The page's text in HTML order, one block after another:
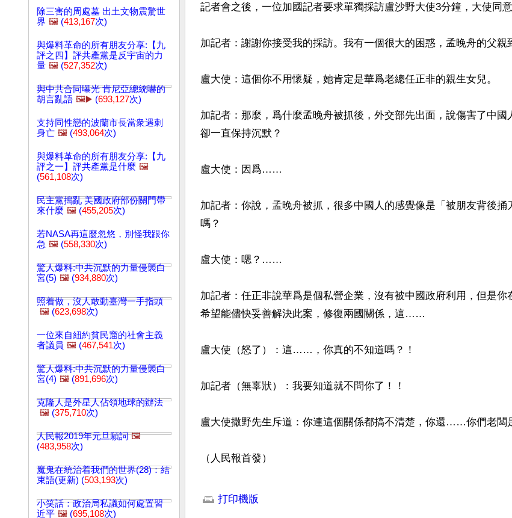
除三害的周處墓 出土文物震驚世
界 🖼️ (413,167次)
與爆料革命的所有朋友分享:【九
評之四】評共產黨是反宇宙的力
量 🖼️ (527,352次)
與中共合同曝光 肯尼亞總統嚇的
胡言亂語 🖼️▶️ (693,127次)
支持同性戀的波蘭市長當衆遇刺
身亡 🖼️ (493,064次)
與爆料革命的所有朋友分享:【九
評之一】評共產黨是什麼 🖼️
(561,108次)
民主黨搗亂 美國政府部份關門帶
來什麼 🖼️ (455,205次)
若NASA再這麼忽悠，別怪我跟你
急 🖼️ (558,330次)
驚人爆料:中共沉默的力量侵襲白
宮(5) 🖼️ (934,880次)
照着做，沒人敢動臺灣一手指頭
🖼️ (623,698次)
一位來自紐約貧民窟的社會主義
者議員 🖼️ (467,541次)
驚人爆料:中共沉默的力量侵襲白
宮(4) 🖼️ (891,696次)
克隆人是外星人佔領地球的辦法
🖼️ (375,710次)
人民報2019年元旦願詞 🖼️
(483,958次)
魔鬼在統治着我們的世界(28)：結
束語(更新) (503,193次)
小笑話：政治局私議如何處置習
近平 🖼️ (695,108次)
記者會之後，一位加國記者要求單獨採訪盧沙野大使3分鐘，大使同意
加記者：謝謝你接受我的採訪。我有一個很大的困惑，孟晚舟的父親
盧大使：這個你不用懷疑，她肯定是華爲老總任正非的親生女兒。
加記者：那麼，爲什麼孟晚舟被抓後，外交部先出面，說傷害了中國
卻一直保持沉默？
盧大使：因爲……
加記者：你說，孟晚舟被抓，很多中國人的感覺像是「被朋友背後捅
嗎？
盧大使：嗯？……
加記者：任正非說華爲是個私營企業，沒有被中國政府利用，但是你
希望能儘快妥善解決此案，修復兩國關係，這……
盧大使（怒了）：這……，你真的不知道嗎？！
加記者（無辜狀）：我要知道就不問你了！！
盧大使撒野先生斥道：你連這個關係都搞不清楚，你還……你們老闆
（人民報首發）
打印機版